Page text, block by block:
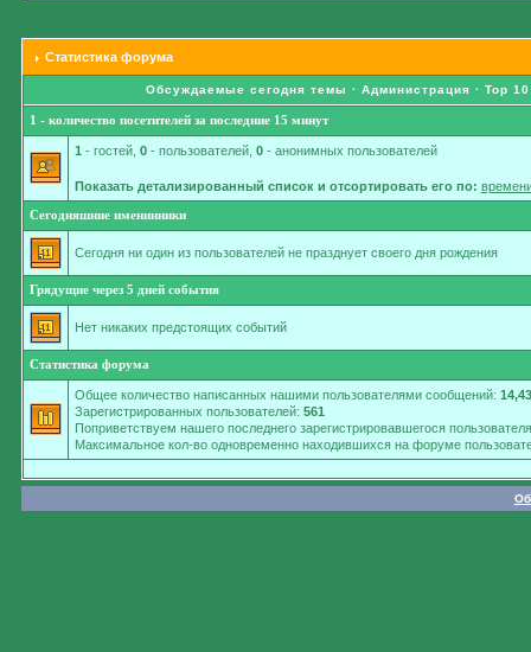
Статистика форума
Обсуждаемые сегодня темы · Администрация · Top
1 - количество посетителей за последние 15 минут
1 - гостей, 0- пользователей, 0- анонимных пользователей
Показать детализированный список и отсортировать его по:
Сегодняшние именинники
Сегодня ни один из пользователей не празднует своего дня рождения
Грядущие через 5 дней события
Нет никаких предстоящих событий
Статистика форума
Общее количество написанных нашими пользователями сообщений:
Зарегистрированных пользователей: 561
Поприветствуем нашего последнего зарегистрировавшегося
Максимальное кол-во одновременно находившихся на форуме